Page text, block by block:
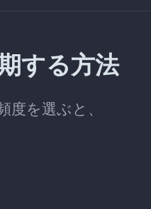
する方法
を選ぶと、